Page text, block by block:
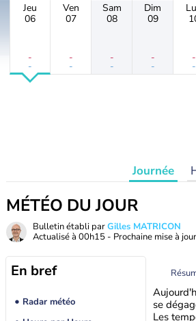
Jeu
06
-
-
Ven
07
-
-
Sam
08
-
-
Dim
09
-
-
-
-
Journée
MÉTÉO DU JOUR
Bulletin établi parGilles MATRICON
Actualisé à 00h15 - Prochaine mise à
En bref
Radar météo
se
Les